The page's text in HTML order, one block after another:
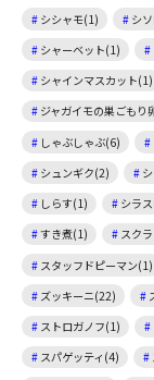
シシャモ(1)
シ
シャーベット(1)
シャインマスカット(1)
ジャガイモの巣ごもり
しゃぶしゃぶ(6)
シュンギク(2)
しらす(1)
シラ
すき煮(1)
スク
スタッフドピーマン(1)
ズッキーニ(22)
ストロガノフ(1)
スパゲッティ(4)